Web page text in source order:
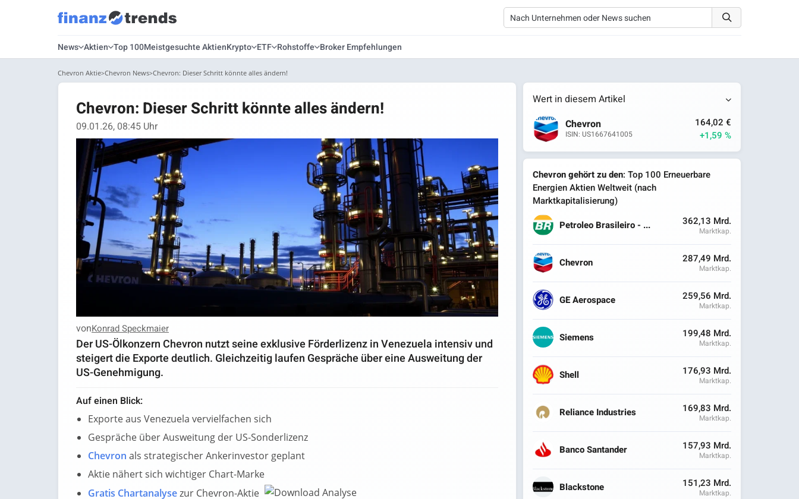
News Aktien Top 100Meistgesuchte AktienKrypto ETF Rohstoffe Broker Empfehlungen
Chevron Aktie Chevron News Chevron: Dieser Schritt könnte alles ändern!
Chevron: Dieser Schritt könnte alles ändern!
09.01.26, 08:45 Uhr
vonKonrad Speckmaier
Der US-Ölkonzern Chevron nutzt seine exklusive Förderlizenz in Venezuela intensiv und
steigert die Exporte deutlich. Gleichzeitig laufen Gespräche über eine Ausweitung der
US-Genehmigung.
Auf einen Blick:
Exporte aus Venezuela vervielfachen sich
Gespräche über Ausweitung der US-Sonderlizenz
Chevron als strategischer Ankerinvestor geplant
Aktie nähert sich wichtiger Chart-Marke
Gratis Chartanalysezur Chevron-Aktie
Wert in diesem Artikel
Chevron
ISIN: US1667641005
164,02 €
+1,59 %
Chevron gehört zu den: Top 100 Erneuerbare
Energien Aktien Weltweit (nach
Marktkapitalisierung)
Petroleo Brasileiro - ...
362,13 Mrd.
Marktkap.
Chevron 287,49 Mrd.
Marktkap.
GE Aerospace 259,56 Mrd.
Marktkap.
Siemens 199,48 Mrd.
Marktkap.
Shell 176,93 Mrd.
Marktkap.
Reliance Industries 169,83 Mrd.
Marktkap.
Banco Santander 157,93 Mrd.
Marktkap.
Blackstone 151,23 Mrd.
Marktkap.